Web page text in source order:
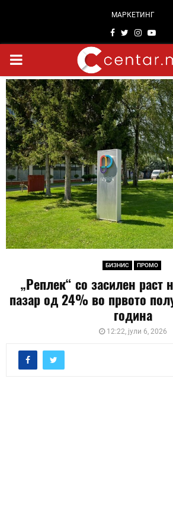
МАРКЕТИНГ
Facebook
Twitter
PRIMARY
MENU
БИЗНИС ПРОМО
„Реплек“ со засилен раст
пазар од 24% во првото
година
12:22, јули 6, 2026